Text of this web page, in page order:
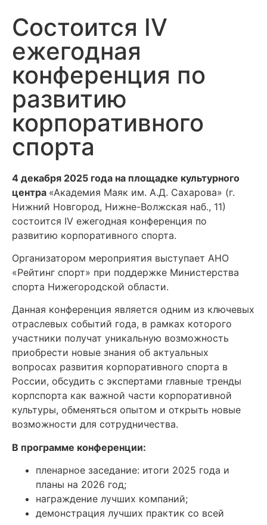
Состоится IV
ежегодная
конференция по
развитию
корпоративного
спорта
4 декабря 2025 года на площадке культурного
центра «Академия Маяк им. А.Д. Сахарова» (г.
Нижний Новгород, Нижне-Волжская наб., 11)
состоится IV ежегодная конференция по
развитию корпоративного спорта.
Организатором мероприятия выступает АНО
«Рейтинг спорт» при поддержке Министерства
спорта Нижегородской области.
Данная конференция является одним из ключевых
отраслевых событий года, в рамках которого
участники получат уникальную возможность
приобрести новые знания об актуальных
вопросах развития корпоративного спорта в
России, обсудить с экспертами главные тренды
корпспорта как важной части корпоративной
культуры, обменяться опытом и открыть новые
возможности для сотрудничества.
В программе конференции:
пленарное заседание: итоги 2025 года и
планы на 2026 год;
награждение лучших компаний;
демонстрация лучших практик со всей